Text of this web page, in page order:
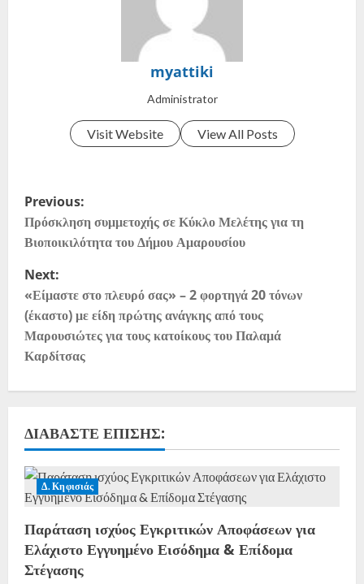
myattiki
Administrator
Visit Website View All Posts
Previous:
Πρόσκληση συμμετοχής σε Κύκλο Μελέτης για τη
Βιοποικιλότητα του Δήμου Αμαρουσίου
Next:
«Είμαστε στο πλευρό σας» – 2 φορτηγά 20 τόνων
(έκαστο) με είδη πρώτης ανάγκης από τους
Μαρουσιώτες για τους κατοίκους του Παλαμά
Καρδίτσας
ΔΙΑΒΆΣΤΕ ΕΠΊΣΗΣ:
Δ. Κηφισιάς
Παράταση ισχύος Εγκριτικών Αποφάσεων για
Ελάχιστο Εγγυημένο Εισόδημα & Επίδομα
Στέγασης